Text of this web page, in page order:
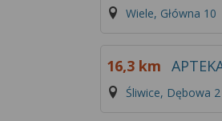
Wiele, Główna 10
16,3 km
Śliwice, Dębowa 2